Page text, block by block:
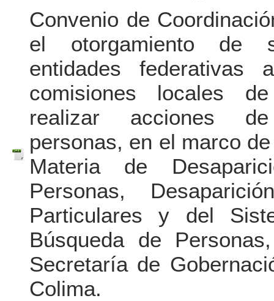
Convenio de
el otorgamiento de
entidades
comisiones locales
realizar acciones
personas, en el marco
Materia de
Personas,
Particulares y del
Búsqueda de
Secretaría de
Colima.